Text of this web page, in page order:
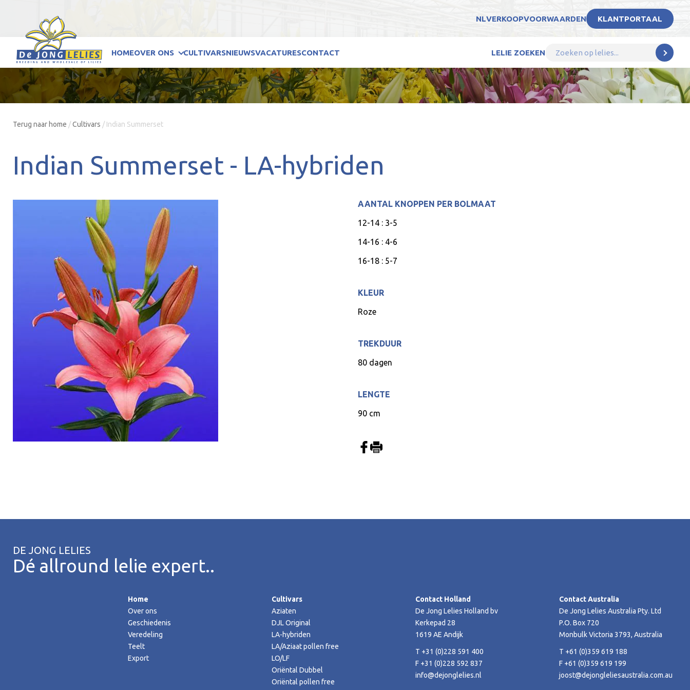
NLVERKOOPVOORWAARDEN KLANTPORTAAL
HOMEOVER ONS CULTIVARSNIEUWSVACATURESCONTACT LELIE ZOEKEN
Terug naar home /Cultivars / Indian Summerset
Indian Summerset - LA-hybriden
AANTAL KNOPPEN PER BOLMAAT
12-14 : 3-5
14-16 : 4-6
16-18 : 5-7
KLEUR
Roze
TREKDUUR
80 dagen
LENGTE
90 cm
DE JONG LELIES
Dé allround lelie expert..
Home
Over ons
Geschiedenis
Veredeling
Teelt
Export
Cultivars
Aziaten
DJL Original
LA-hybriden
LA/Aziaat pollen free
LO/LF
Oriëntal Dubbel
Oriëntal pollen free
Contact Holland
De Jong Lelies Holland bv
Kerkepad 28
1619 AE Andijk
T +31 (0)228 591 400
F +31 (0)228 592 837
info@dejonglelies.nl
Contact Australia
De Jong Lelies Australia Pty. Ltd
P.O. Box 720
Monbulk Victoria 3793, Australia
T +61 (0)359 619 188
F +61 (0)359 619 199
joost@dejongleliesaustralia.com.au